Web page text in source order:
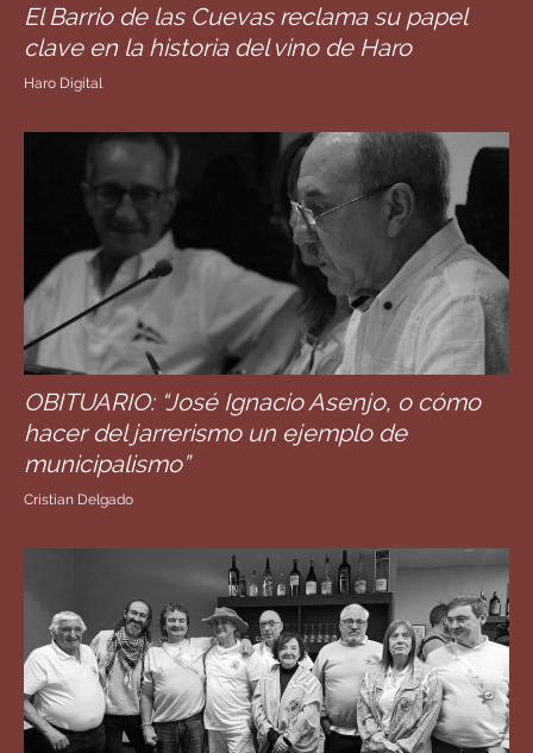
El Barrio de las Cuevas reclama su papel
clave en la historia del vino de Haro
Haro Digital
OBITUARIO: “José Ignacio Asenjo, o cómo
hacer del jarrerismo un ejemplo de
municipalismo”
Cristian Delgado